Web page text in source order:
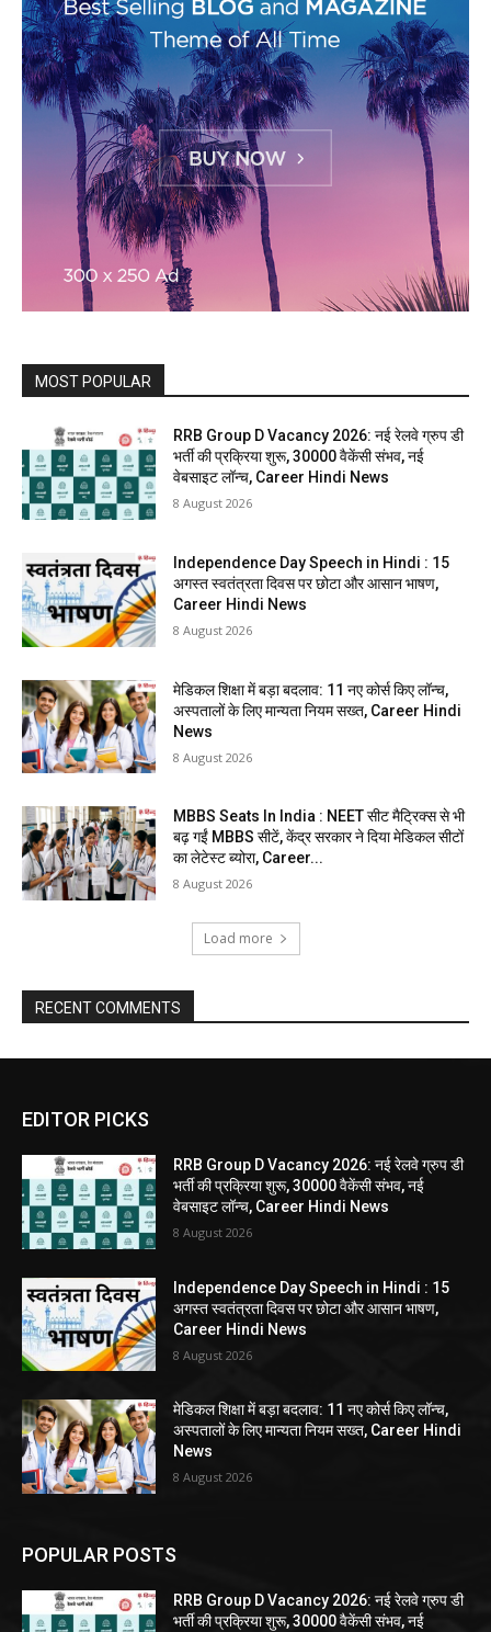
MOST POPULAR
RRB Group D Vacancy 2026: नई रेलवे ग्रुप डी
भर्ती की प्रक्रिया शुरू, 30000 वैकेंसी संभव, नई
वेबसाइट लॉन्च, Career Hindi News
8 August 2026
Independence Day Speech in Hindi : 15
अगस्त स्वतंत्रता दिवस पर छोटा और आसान भाषण,
Career Hindi News
8 August 2026
मेडिकल शिक्षा में बड़ा बदलाव: 11 नए कोर्स किए लॉन्च,
अस्पतालों के लिए मान्यता नियम सख्त, Career Hindi
News
8 August 2026
MBBS Seats In India : NEET सीट मैट्रिक्स से भी
बढ़ गईं MBBS सीटें, केंद्र सरकार ने दिया मेडिकल सीटों
का लेटेस्ट ब्योरा, Career...
8 August 2026
Load more
RECENT COMMENTS
EDITOR PICKS
RRB Group D Vacancy 2026: नई रेलवे ग्रुप डी
भर्ती की प्रक्रिया शुरू, 30000 वैकेंसी संभव, नई
वेबसाइट लॉन्च, Career Hindi News
8 August 2026
Independence Day Speech in Hindi : 15
अगस्त स्वतंत्रता दिवस पर छोटा और आसान भाषण,
Career Hindi News
8 August 2026
मेडिकल शिक्षा में बड़ा बदलाव: 11 नए कोर्स किए लॉन्च,
अस्पतालों के लिए मान्यता नियम सख्त, Career Hindi
News
8 August 2026
POPULAR POSTS
RRB Group D Vacancy 2026: नई रेलवे ग्रुप डी
भर्ती की प्रक्रिया शुरू, 30000 वैकेंसी संभव, नई